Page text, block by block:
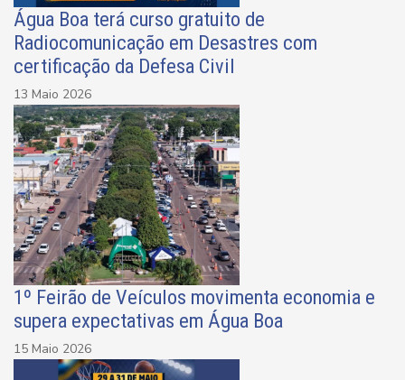
Água Boa terá curso gratuito de
Radiocomunicação em Desastres com
certificação da Defesa Civil
13 Maio 2026
1º Feirão de Veículos movimenta economia e
supera expectativas em Água Boa
15 Maio 2026